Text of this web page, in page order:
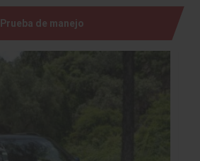
Prueba de manejo